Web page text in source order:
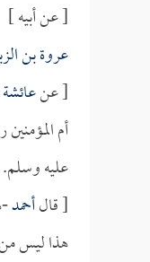
[ عن أبيه ]
عروة بن
[ عنعائشة
أم
عليه وسلم.
[ قالأحمد
هذا ليس